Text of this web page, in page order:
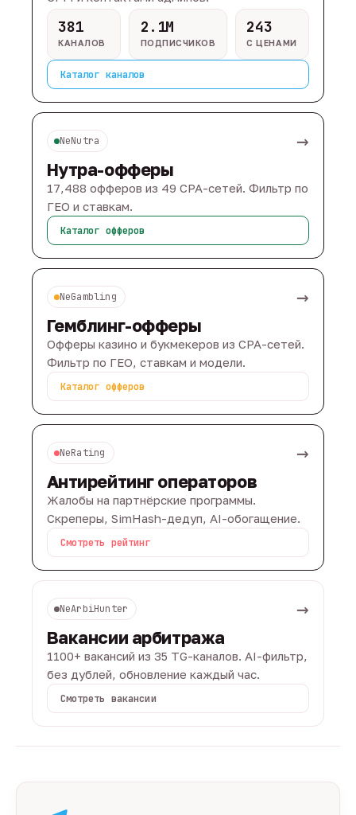
381
КАНАЛОВ
2.1M
ПОДПИСЧИКОВ
243
С ЦЕНАМИ
Каталог каналов
NeNutra →
Нутра-офферы
17,488 офферов из 49 CPA-сетей. Фильтр по
ГЕО и ставкам.
Каталог офферов
NeGambling →
Гемблинг-офферы
Офферы казино и букмекеров из CPA-сетей.
Фильтр по ГЕО, ставкам и модели.
Каталог офферов
NeRating →
Антирейтинг операторов
Жалобы на партнёрские программы.
Скреперы, SimHash-дедуп, AI-обогащение.
Смотреть рейтинг
NeArbiHunter →
Вакансии арбитража
1100+ вакансий из 35 TG-каналов. AI-фильтр,
без дублей, обновление каждый час.
Смотреть вакансии